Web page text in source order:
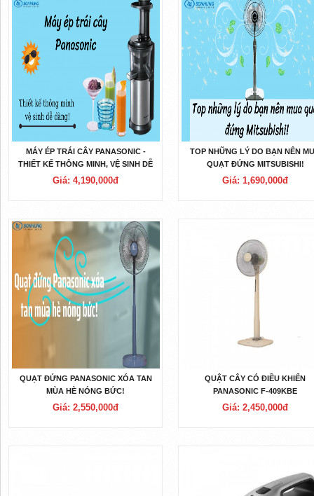
MÁY ÉP TRÁI CÂY PANASONIC -
THIẾT KẾ THÔNG MINH, VỆ SINH DỄ
DÀNG!
Giá: 4,190,000đ
TOP NHỮNG LÝ DO BẠN NÊN
QUẠT ĐỨNG MITSUBISHI!
Giá: 1,690,000đ
QUẠT ĐỨNG PANASONIC XÓA TAN
MÙA HÈ NÓNG BỨC!
Giá: 2,550,000đ
QUẬT CÂY CÓ ĐIỀU KHIỂN
PANASONIC F-409KBE
Giá: 2,450,000đ